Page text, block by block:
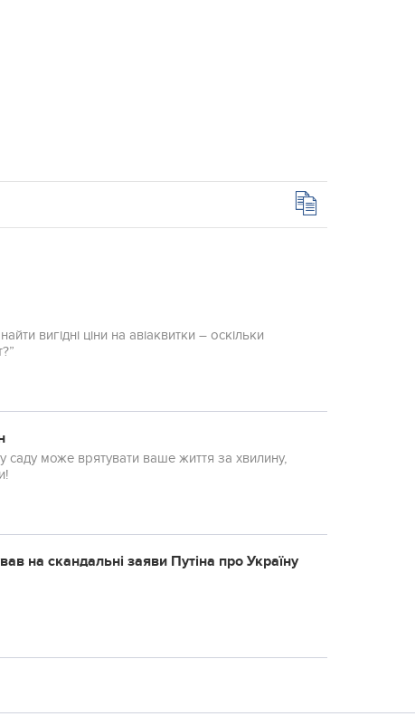
вигідні ціни на авіаквитки – оскільки
саду може врятувати ваше життя за хвилину,
на скандальні заяви Путіна про Україну